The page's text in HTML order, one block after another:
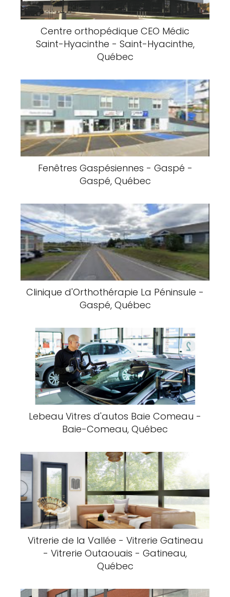
Centre orthopédique CEO Médic
Saint-Hyacinthe - Saint-Hyacinthe,
Québec
Fenêtres Gaspésiennes - Gaspé -
Gaspé, Québec
Clinique d'Orthothérapie La Péninsule -
Gaspé, Québec
Lebeau Vitres d'autos Baie Comeau -
Baie-Comeau, Québec
Vitrerie de la Vallée - Vitrerie Gatineau
- Vitrerie Outaouais - Gatineau,
Québec